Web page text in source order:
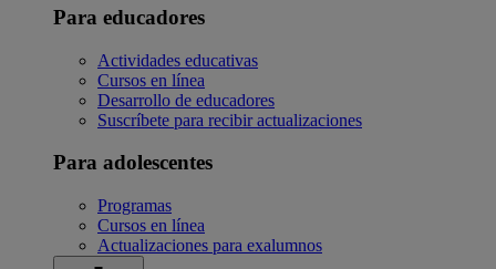
Para educadores
Actividades educativas
Cursos en línea
Desarrollo de educadores
Suscríbete para recibir actualizaciones
Para adolescentes
Programas
Cursos en línea
Actualizaciones para exalumnos